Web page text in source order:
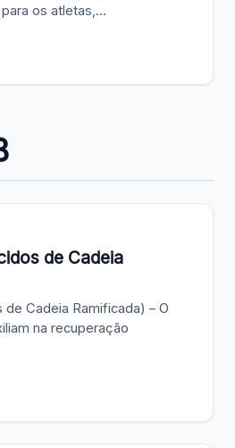
os atletas,...
de Cadeia
Cadeia Ramificada) – O
na recuperação